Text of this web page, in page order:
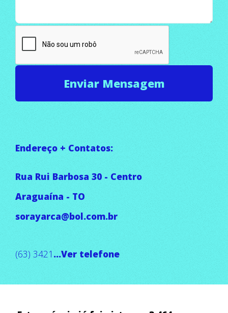
Endereço + Contatos:
Rua Rui Barbosa 30 - Centro
Araguaína - TO
sorayarca@bol.com.br
(63) 3421 ...Ver telefone